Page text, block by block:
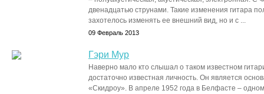
двенадцатью струнами. Такие изменения гитара
захотелось изменять ее внешний вид, но и с ...
09 Февраль 2013
Гэри Мур
Наверно мало кто слышал о таком известном
достаточно известная личность. Он является
«Скидроу». В апреле 1952 года в Белфасте –